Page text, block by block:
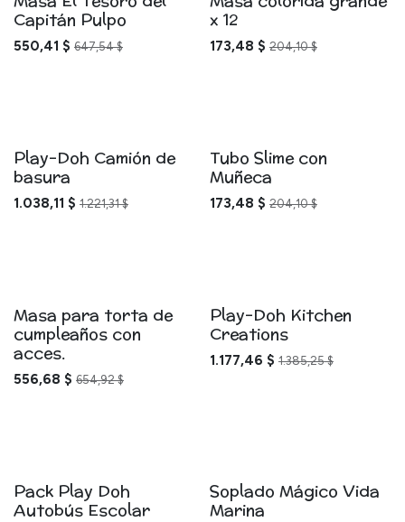
Capitán Pulpo
550,41 $ 647,54$
x 12
173,48 $ 204,10$
Play-Doh Camión de
basura
1.038,11 $ 1.221,31$
Tubo Slime con
Muñeca
173,48 $ 204,10$
Masa para torta de
cumpleaños con
acces.
556,68 $ 654,92$
Play-Doh Kitchen
Creations
1.177,46 $ 1.385,25$
Pack Play Doh
Autobús Escolar
Soplado Mágico Vida
Marina